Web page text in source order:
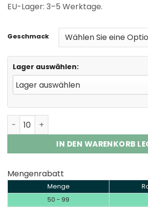
EU-Lager: 3–5 Werktage.
Geschmack
Lager auswählen:
Fumot Randm Tornado 15000 Puffs
IN DEN WARENKORB
Mengenrabatt
Menge
50 - 99